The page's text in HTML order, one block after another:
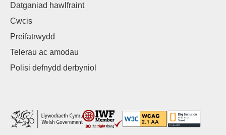
Datganiad hawlfraint
Cwcis
Preifatrwydd
Telerau ac amodau
Polisi defnydd derbyniol